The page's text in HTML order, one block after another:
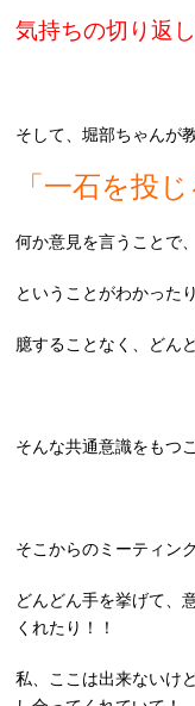
気持ちの切り返
そして、堀部ちゃんが
「一石を投じ
何か意見を言うことで
ということがわかった
臆することなく、どん
そんな共通意識をもつ
そこからのミーティング
どんどん手を挙げて、
くれたり！！
私、ここは出来ないけ